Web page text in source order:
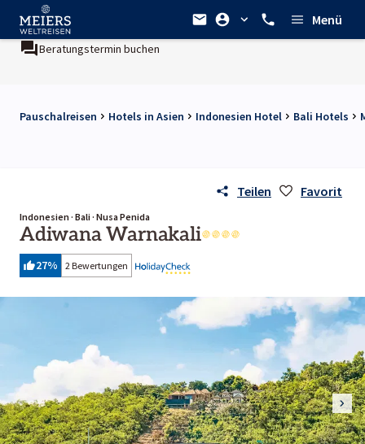
Menü
Beratungstermin buchen
Pauschalreisen Hotels in Asien Indonesien Hotel Bali Hotels
Teilen Favorit
Indonesien · Bali · Nusa Penida
Adiwana Warnakali
27% 2 Bewertungen